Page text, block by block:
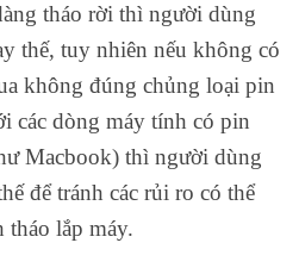
tháo rời thì người dùng
thế, tuy nhiên nếu không có
không đúng chủng loại pin
các dòng máy tính có pin
Macbook) thì người dùng
để tránh các rủi ro có thể
tháo lắp máy.